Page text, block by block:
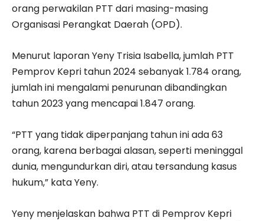
orang perwakilan PTT dari masing-masing
Organisasi Perangkat Daerah (OPD).
Menurut laporan Yeny Trisia Isabella, jumlah PTT
Pemprov Kepri tahun 2024 sebanyak 1.784 orang,
jumlah ini mengalami penurunan dibandingkan
tahun 2023 yang mencapai 1.847 orang.
“PTT yang tidak diperpanjang tahun ini ada 63
orang, karena berbagai alasan, seperti meninggal
dunia, mengundurkan diri, atau tersandung kasus
hukum,” kata Yeny.
Yeny menjelaskan bahwa PTT di Pemprov Kepri